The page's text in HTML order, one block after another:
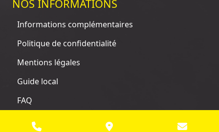
NOS INFORMATIONS
Informations complémentaires
Politique de confidentialité
Mentions légales
Guide local
FAQ
par Empreinte SEO